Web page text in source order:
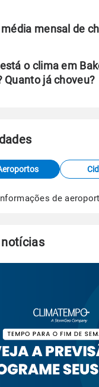
média mensal de
o clima em
Quanto já choveu?
combinados de
e satélite do
Estudos Climáticos
de